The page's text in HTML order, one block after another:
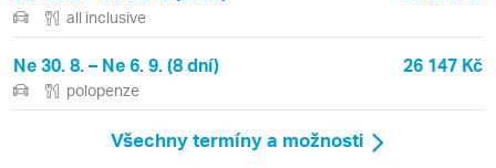
all inclusive
Ne 30. 8. – Ne 6. 9. (8 dní) 26 147 Kč
polopenze
Všechny termíny a možnosti